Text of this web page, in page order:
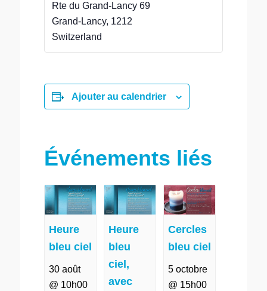
Rte du Grand-Lancy 69
Grand-Lancy, 1212
Switzerland
Ajouter au calendrier
Événements liés
Heure
bleu ciel
30 août
@ 10h00
Heure
bleu
ciel,
avec
Cercles
bleu ciel
5 octobre
@ 15h00